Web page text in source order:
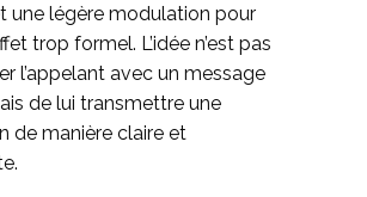
une légère modulation pour
trop formel. L’idée n’est pas
l’appelant avec un message
de lui transmettre une
de manière claire et